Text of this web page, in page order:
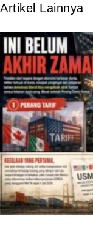
Artikel Lainnya